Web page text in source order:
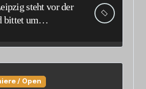
steht vor der
bittet um
/ Open